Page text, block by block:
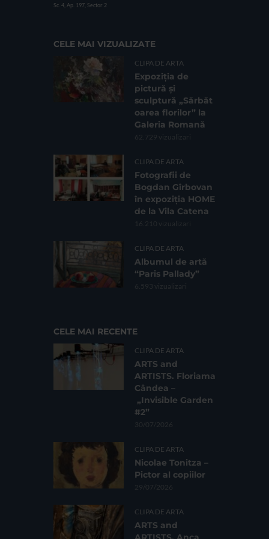
Sc. 4, Ap. 197, Sector 2
CELE MAI VIZUALIZATE
CLIPA DE ARTA
Expoziția de
pictură și
sculptură „Sărbăt
oarea florilor” la
Galeria Romană
62.729 vizualizari
CLIPA DE ARTA
Fotografii de
Bogdan Gîrbovan
în expoziția HOME
de la Vila Catena
16.210 vizualizari
CLIPA DE ARTA
Albumul de artă
“Paris Pallady”
6.593 vizualizari
CELE MAI RECENTE
CLIPA DE ARTA
ARTS and
ARTISTS. Floriama
Cândea –
„Invisible Garden
#2”
30/07/2026
CLIPA DE ARTA
Nicolae Tonitza –
Pictor al copiilor
29/07/2026
CLIPA DE ARTA
ARTS and